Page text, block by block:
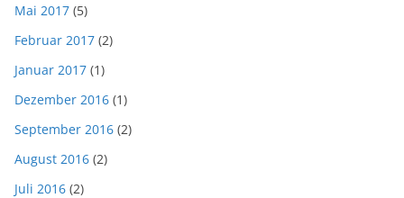
Mai 2017 (5)
Februar 2017 (2)
Januar 2017 (1)
Dezember 2016 (1)
September 2016 (2)
August 2016 (2)
Juli 2016 (2)